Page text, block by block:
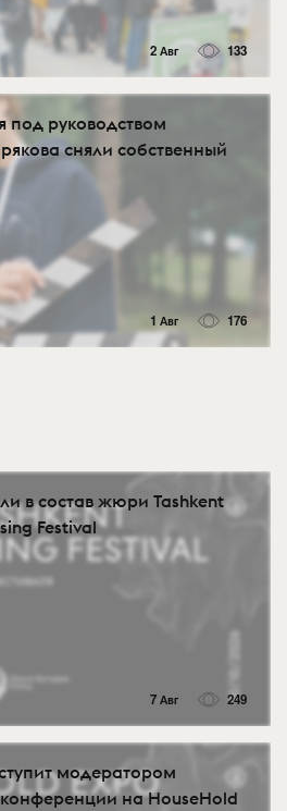
2 Авг 133
под руководством
сняли собственный
1 Авг 176
в состав жюри Tashkent
Festival
7 Авг 249
модератором
на HouseHold